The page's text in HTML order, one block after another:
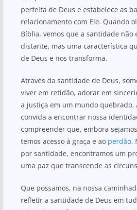
perfeita de Deus e estabelece as
relacionamento com Ele. Quando
Bíblia, vemos que a santidade não
distante, mas uma característica
de Deus e nos transforma.
Através da santidade de Deus,
viver em retidão, adorar em
a justiça em um mundo quebrado.
convida a encontrar nossa
compreender que, embora
temos acesso à graça e ao perdão.
por santidade, encontramos um
uma paz que transcende as
Que possamos, na nossa
refletir a santidade de Deus em